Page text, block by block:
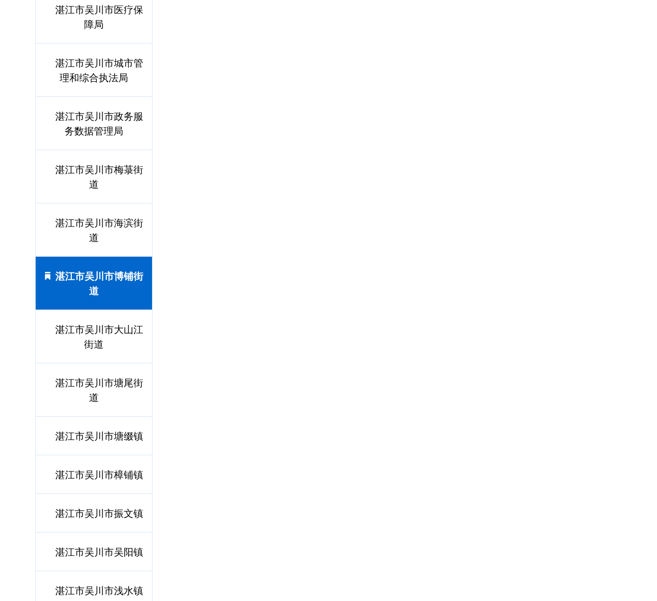
湛江市吴川市医疗保
障局
湛江市吴川市城市管
理和综合执法局
湛江市吴川市政务服
务数据管理局
湛江市吴川市梅菉街
道
湛江市吴川市海滨街
道
湛江市吴川市博铺街
道
湛江市吴川市大山江
街道
湛江市吴川市塘尾街
道
湛江市吴川市塘缀镇
湛江市吴川市樟铺镇
湛江市吴川市振文镇
湛江市吴川市吴阳镇
湛江市吴川市浅水镇